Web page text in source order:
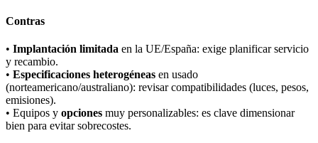
Contras
• Implantación limitada en la UE/España: exige planificar servicio
y recambio.
• Especificaciones heterogéneas en usado
(norteamericano/australiano): revisar compatibilidades (luces, pesos,
emisiones).
• Equipos y opciones muy personalizables: es clave dimensionar
bien para evitar sobrecostes.